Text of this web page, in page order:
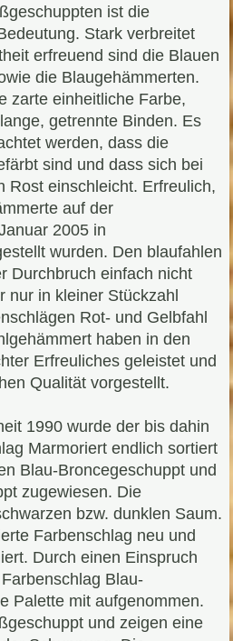
ist die
Stark verbreitet
erfreuend sind die Blauen
die Blaugehämmerten.
zarte einheitliche Farbe,
getrennte Binden. Es
werden, dass die
sind und dass sich bei
Rost einschleicht. Erfreulich,
auf der
2005 in
wurden. Den blaufahlen
Durchbruch einfach nicht
nur in kleiner Stückzahl
Rot- und Gelbfahl
haben in den
Erfreuliches geleistet und
Qualität vorgestellt.
1990 wurde der bis dahin
Marmoriert endlich sortiert
Blau-Broncegeschuppt und
zugewiesen. Die
bzw. dunklen Saum.
Farbenschlag neu und
Durch einen Einspruch
Blau-
Palette mit aufgenommen.
und zeigen eine